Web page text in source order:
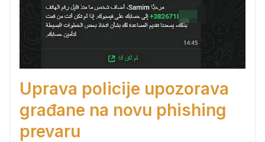
Uprava policije upozorava
građane na novu phishing
prevaru